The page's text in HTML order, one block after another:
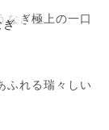
ぎ
なぎ極上の一口
ふれる瑞々しい